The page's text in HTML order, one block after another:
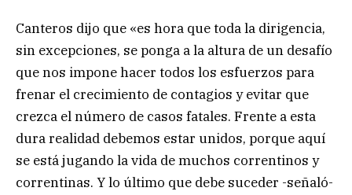
Canteros dijo que «es hora que toda la dirigencia,
sin excepciones, se ponga a la altura de un desafío
que nos impone hacer todos los esfuerzos para
frenar el crecimiento de contagios y evitar que
crezca el número de casos fatales. Frente a esta
dura realidad debemos estar unidos, porque aquí
se está jugando la vida de muchos correntinos y
correntinas. Y lo último que debe suceder -señaló-